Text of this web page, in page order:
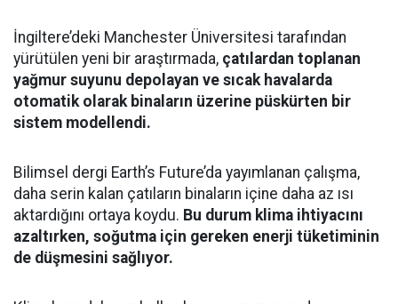
İngiltere’deki Manchester Üniversitesi tarafından
yürütülen yeni bir araştırmada, çatılardan toplanan
yağmur suyunu depolayan ve sıcak havalarda
otomatik olarak binaların üzerine püskürten bir
sistem modellendi.
Bilimsel dergi Earth’s Future’da yayımlanan çalışma,
daha serin kalan çatıların binaların içine daha az ısı
aktardığını ortaya koydu. Bu durum klima ihtiyacını
azaltırken, soğutma için gereken enerji tüketiminin
de düşmesini sağlıyor.